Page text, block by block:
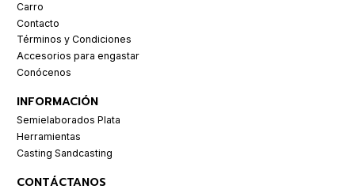
Carro
Contacto
Términos y Condiciones
Accesorios para engastar
Conócenos
INFORMACIÓN
Semielaborados Plata
Herramientas
Casting Sandcasting
CONTÁCTANOS